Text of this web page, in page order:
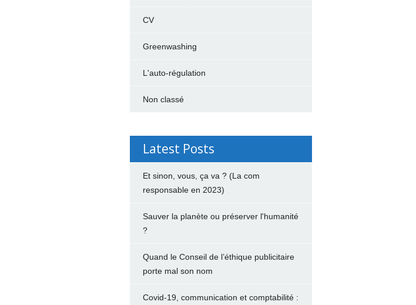
CV
Greenwashing
L'auto-régulation
Non classé
Latest Posts
Et sinon, vous, ça va ? (La com
responsable en 2023)
Sauver la planète ou préserver l'humanité
?
Quand le Conseil de l’éthique publicitaire
porte mal son nom
Covid-19, communication et comptabilité :